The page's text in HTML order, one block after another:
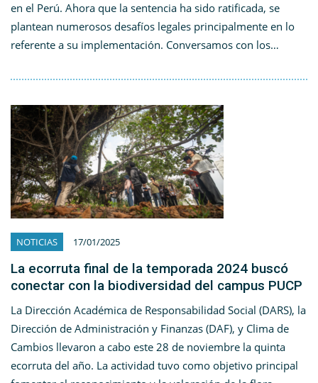
en el Perú. Ahora que la sentencia ha sido ratificada, se
plantean numerosos desafíos legales principalmente en lo
referente a su implementación. Conversamos con los…
NOTICIAS 17/01/2025
La ecorruta final de la temporada 2024 buscó
conectar con la biodiversidad del campus PUCP
La Dirección Académica de Responsabilidad Social (DARS), la
Dirección de Administración y Finanzas (DAF), y Clima de
Cambios llevaron a cabo este 28 de noviembre la quinta
ecorruta del año. La actividad tuvo como objetivo principal